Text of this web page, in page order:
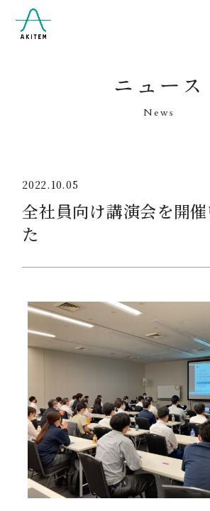
ニュース
News
2022.10.05
全社員向け講演会を開
た